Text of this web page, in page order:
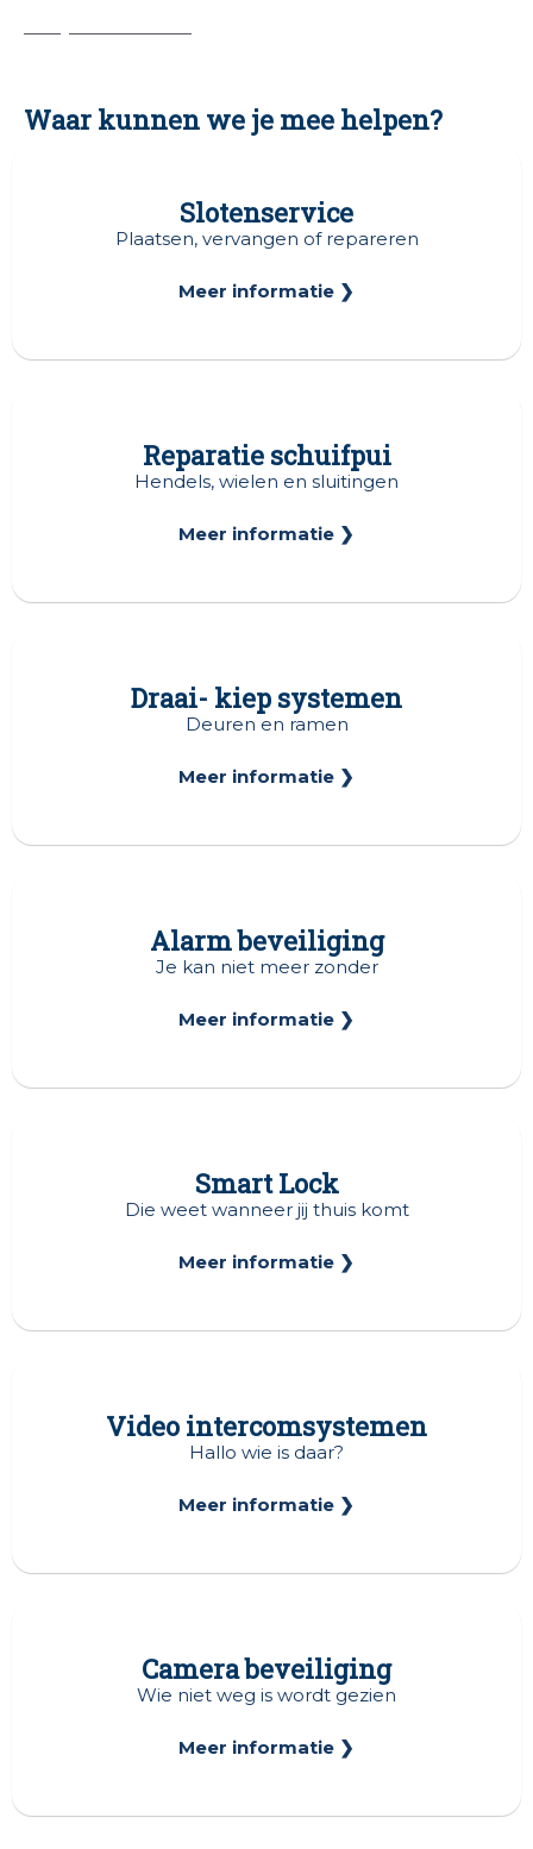
Waar kunnen we je mee helpen?
Slotenservice
Plaatsen, vervangen of repareren
Meer informatie ❯
Reparatie schuifpui
Hendels, wielen en sluitingen
Meer informatie ❯
Draai- kiep systemen
Deuren en ramen
Meer informatie ❯
Alarm beveiliging
Je kan niet meer zonder
Meer informatie ❯
Smart Lock
Die weet wanneer jij thuis komt
Meer informatie ❯
Video intercomsystemen
Hallo wie is daar?
Meer informatie ❯
Camera beveiliging
Wie niet weg is wordt gezien
Meer informatie ❯